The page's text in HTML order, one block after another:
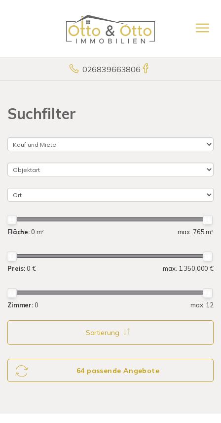
026839663806
Suchfilter
Fläche: 0 m² max. 765 m²
Preis: 0 € max. 1.350.000 €
Zimmer: 0 max. 12
Sortierung
64 passende Angebote